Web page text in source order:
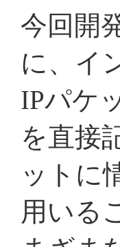
今回開
に、イ
IPパケ
を直接
ットに
用いる